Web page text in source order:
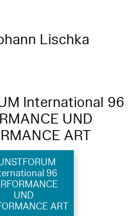
Lischka
International 96
UND
ART
96
UND
ART